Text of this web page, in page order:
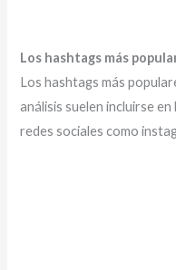
Los hashtags más
Los hashtags más
análisis suelen incluirse
redes sociales como